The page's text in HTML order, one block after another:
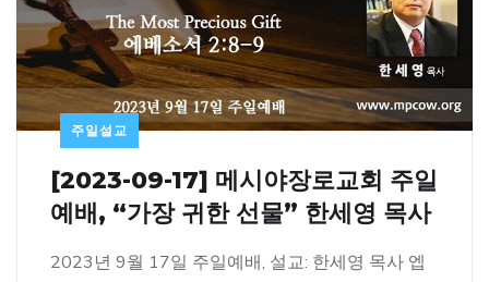
주일설교
[2023-09-17] 메시야장로교회 주일
예배, “가장 귀한 선물” 한세영 목사
2023년 9월 17일 주일예배, 설교: 한세영 목사 엡